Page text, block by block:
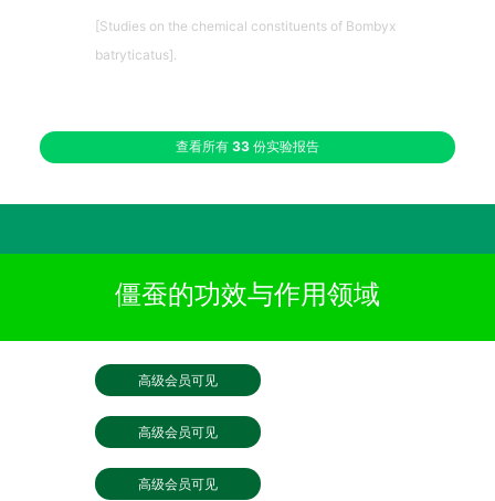
[Studies on the chemical constituents of Bombyx
batryticatus].
查看所有 33 份实验报告
僵蚕的功效与作用领域
高级会员可见
高级会员可见
高级会员可见